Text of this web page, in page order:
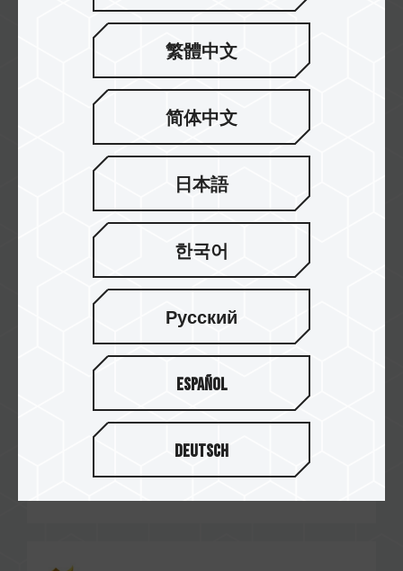
CyberPuerta
abasteo
ARROBA COMPUTERS
Techdami
Extreme Tech
繁體中文
简体中文
日本語
한국어
Русский
Español
Deutsch